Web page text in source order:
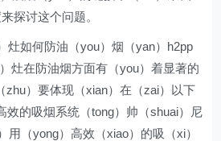
探讨这个问题。
灶如何防油（you）烟（yan）h2pp
灶在防油烟方面有（you）着显著的
zhu）要体现（xian）在（zai）以下
效的吸烟系统（tong）帅（shuai）尼
用（yong）高效（xiao）的吸（xi）